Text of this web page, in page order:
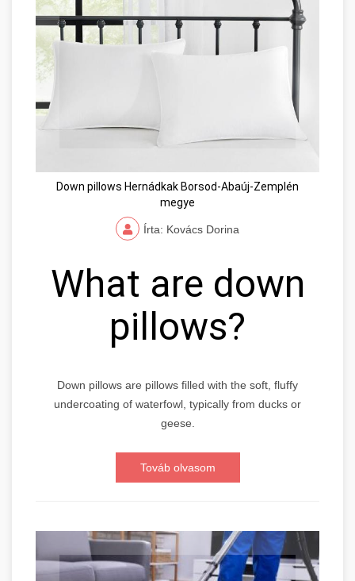
Down pillows Hernádkak Borsod-Abaúj-Zemplén
megye
Írta: Kovács Dorina
What are down
pillows?
Down pillows are pillows filled with the soft, fluffy
undercoating of waterfowl, typically from ducks or
geese.
Továb olvasom